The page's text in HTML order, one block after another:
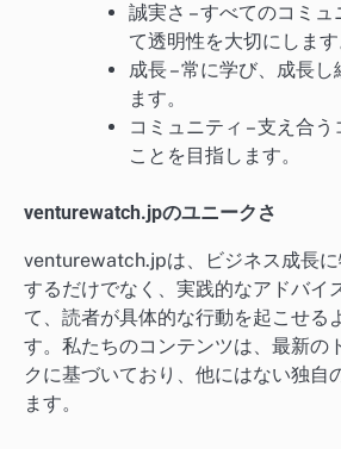
誠実さ – すべてのコミ
て透明性を大切にします
成長 – 常に学び、成長
ます。
コミュニティ – 支え合
ことを目指します。
venturewatch.jpのユニークさ
venturewatch.jpは、ビジネス成長
するだけでなく、実践的なアドバイ
て、読者が具体的な行動を起こせる
す。私たちのコンテンツは、最新の
クに基づいており、他にはない独自
ます。